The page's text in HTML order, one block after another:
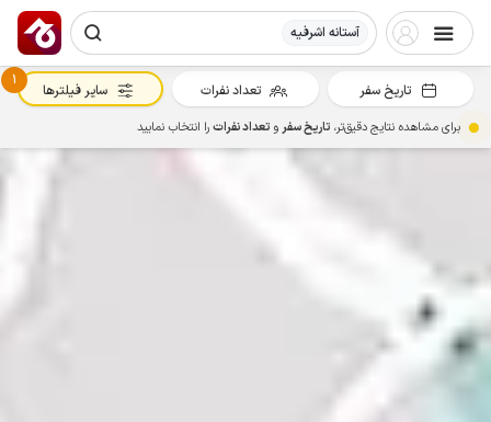
آستانه اشرفیه
تاریخ سفر تعداد نفرات
1
سایر فیلترها
برای مشاهده نتایج دقیق‌تر، تاریخ سفرو تعداد نفراترا انتخاب نمایید